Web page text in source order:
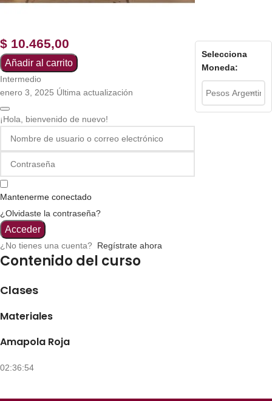
$ 10.465,00
Añadir al carrito
Intermedio
enero 3, 2025 Última actualización
¡Hola, bienvenido de nuevo!
Mantenerme conectado
¿Olvidaste la contraseña?
Acceder
¿No tienes una cuenta? Regístrate ahora
Contenido del curso
Clases
Materiales
Amapola Roja
02:36:54
Selecciona
Moneda: